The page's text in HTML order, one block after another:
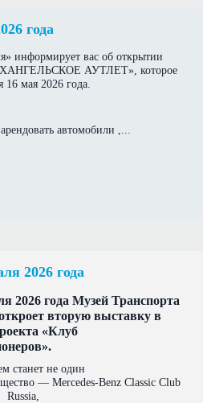
года
информирует вас об открытии
АУТЛЕТ», которое
16 мая 2026 года.
автомобили ,...
2026 года
2026 года Музей Транспорта
вторую выставку в
«Клуб
станет не один
— Mercedes-Benz Classic Club
Russia,